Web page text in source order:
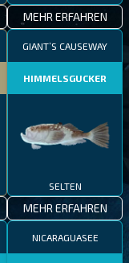
MEHR ERFAHREN
GIANT’S CAUSEWAY
HIMMELSGUCKER
SELTEN
MEHR ERFAHREN
NICARAGUASEE